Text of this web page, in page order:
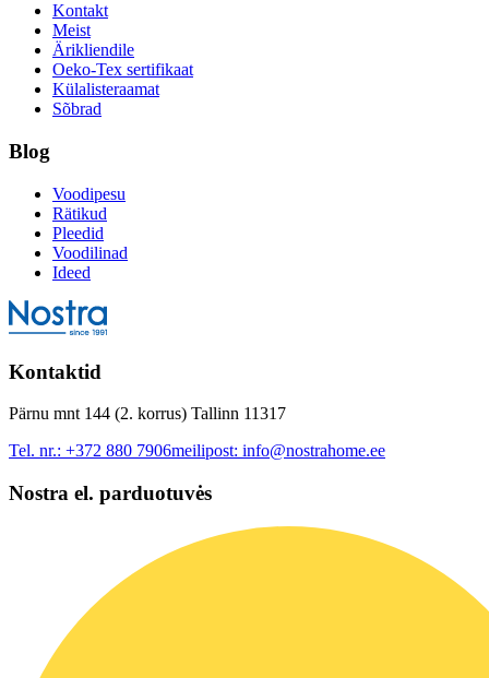
Kontakt
Meist
Ärikliendile
Oeko-Tex sertifikaat
Külalisteraamat
Sõbrad
Blog
Voodipesu
Rätikud
Pleedid
Voodilinad
Ideed
Kontaktid
Pärnu mnt 144 (2. korrus) Tallinn 11317
Tel. nr.: +372 880 7906meilipost: info@nostrahome.ee
Nostra el. parduotuvės